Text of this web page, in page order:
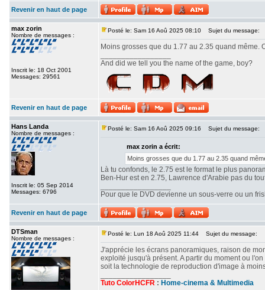
Revenir en haut de page
max zorin
Nombre de messages :
Inscrit le: 18 Oct 2001
Messages: 29561
Posté le: Sam 16 Aoû 2025 08:10 Sujet du message:
Moins grosses que du 1.77 au 2.35 quand même.
And did we tell you the name of the game, boy?
Revenir en haut de page
Hans Landa
Nombre de messages :
Inscrit le: 05 Sep 2014
Messages: 6796
Posté le: Sam 16 Aoû 2025 09:16 Sujet du message:
max zorin a écrit:
Moins grosses que du 1.77 au 2.35 quand
Là tu confonds, le 2.75 est le format le plus
Ben-Hur est en 2.75, Lawrence d'Arabie pas du
Pour que le DVD devienne un sous-verre ou un
Revenir en haut de page
DTSman
Nombre de messages :
Posté le: Lun 18 Aoû 2025 11:44 Sujet du message:
J'apprécie les écrans panoramiques, raison de
exploité jusqu'à présent. A partir du moment ou
soit la technologie de reproduction d'image à
Tuto ColorHCFR : Home-cinema & Multimedia